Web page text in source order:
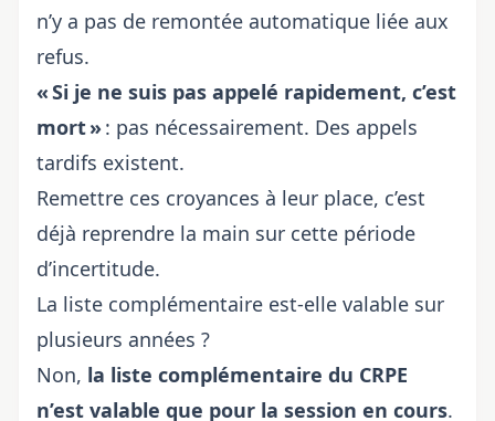
n’y a pas de remontée automatique liée aux
refus.
« Si je ne suis pas appelé rapidement, c’est
mort »: pas nécessairement. Des appels
tardifs existent.
Remettre ces croyances à leur place, c’est
déjà reprendre la main sur cette période
d’incertitude.
La liste complémentaire est-elle valable sur
plusieurs années ?
Non, la liste complémentaire du CRPE
n’est valable que pour la session en cours.